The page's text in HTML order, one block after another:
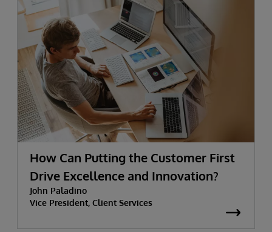
How Can Putting the Customer First
Drive Excellence and Innovation?
John Paladino
Vice President, Client Services